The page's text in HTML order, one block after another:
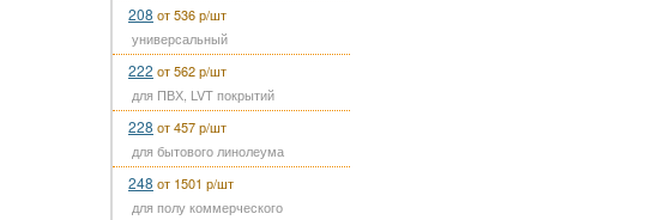
208 от 536 р/шт
универсальный
222 от 562 р/шт
для ПВХ, LVT покрытий
228 от 457 р/шт
для бытового линолеума
248 от 1501 р/шт
для полу коммерческого